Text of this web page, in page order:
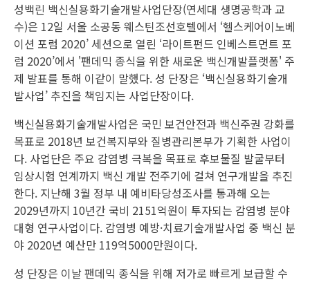
성백린 백신실용화기술개발사업단장(연세대 생명공학과 교
수)은 12일 서울 소공동 웨스틴조선호텔에서 ‘헬스케어이노베
이션 포럼 2020’ 세션으로 열린 ‘라이트펀드 인베스트먼트 포
럼 2020’에서 '팬데믹 종식을 위한 새로운 백신개발플랫폼' 주
제 발표를 통해 이같이 말했다. 성 단장은 ‘백신실용화기술개
발사업’ 추진을 책임지는 사업단장이다.
백신실용화기술개발사업은 국민 보건안전과 백신주권 강화를
목표로 2018년 보건복지부와 질병관리본부가 기획한 사업이
다. 사업단은 주요 감염병 극복을 목표로 후보물질 발굴부터
임상시험 연계까지 백신 개발 전주기에 걸쳐 연구개발을 추진
한다. 지난해 3월 정부 내 예비타당성조사를 통과해 오는
2029년까지 10년간 국비 2151억원이 투자되는 감염병 분야
대형 연구사업이다. 감염병 예방·치료기술개발사업 중 백신 분
야 2020년 예산만 119억5000만원이다.
성 단장은 이날 팬데믹 종식을 위해 저가로 빠르게 보급할 수